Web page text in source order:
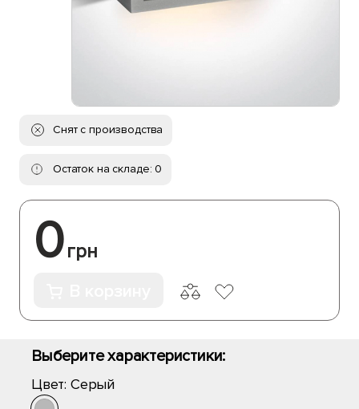
Снят с производства
Остаток на складе: 0
0грн
Выберите характеристики:
Цвет: Серый